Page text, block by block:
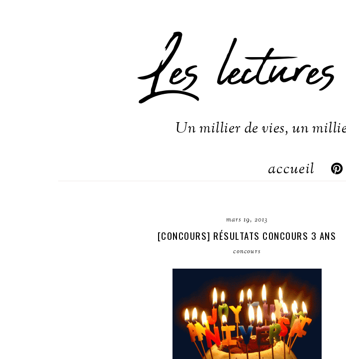
Les
Un millier de vies, un
accueil
mars 19, 2013
[CONCOURS] RÉSULTATS CONCOURS 3 ANS
concours